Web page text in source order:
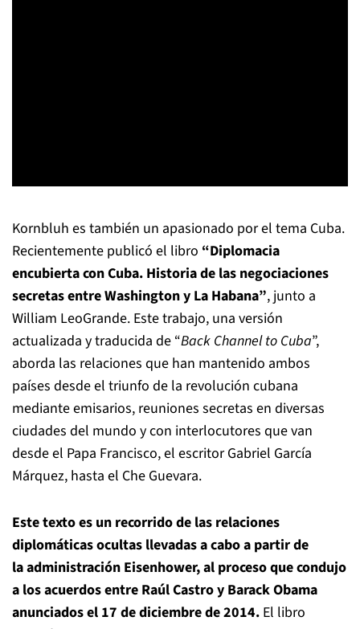
Kornbluh es también un apasionado por el tema Cuba.
Recientemente publicó el libro “Diplomacia
encubierta con Cuba. Historia de las negociaciones
secretas entre Washington y La Habana”, junto a
William LeoGrande. Este trabajo, una versión
actualizada y traducida de “Back Channel to Cuba”,
aborda las relaciones que han mantenido ambos
países desde el triunfo de la revolución cubana
mediante emisarios, reuniones secretas en diversas
ciudades del mundo y con interlocutores que van
desde el Papa Francisco, el escritor Gabriel García
Márquez, hasta el Che Guevara.
Este texto es un recorrido de las relaciones
diplomáticas ocultas llevadas a cabo a partir de
la administración Eisenhower, al proceso que condujo
a los acuerdos entre Raúl Castro y Barack Obama
anunciados el 17 de diciembre de 2014. El libro